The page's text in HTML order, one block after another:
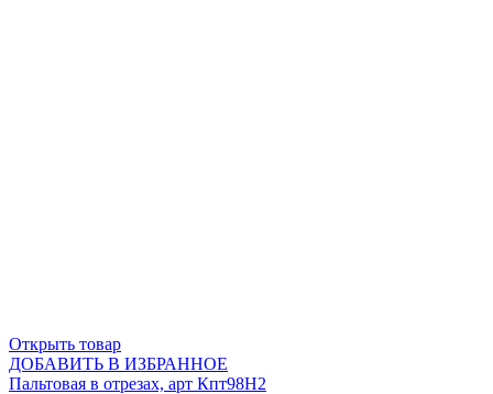
Открыть товар
ДОБАВИТЬ В ИЗБРАННОЕ
Пальтовая в отрезах, арт Кпт98Н2